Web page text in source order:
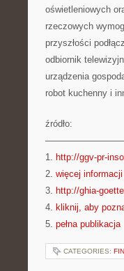
oświetleniowych
rzeczowych
przyszłości
odbiornik
urządzenia
robot kuchenny i
źródło:
1. http://ggv-pr-
2. więcej
3. http://ghia-
4. kliknij, aby
5. pełna publikacja
CATEGORIES: